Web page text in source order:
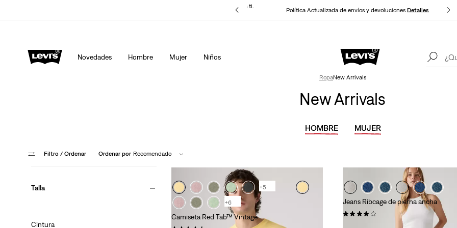
Política Actualizada de envíos y devolucionesDetalles
Levi's App. Lo mejor de Levi's ®. A tu medida, especialmente para ti.
Novedades Hombre Mujer Niños
Levi's App. Lo mejor de Levi's ®. A tu medida, especialmente para ti.
Detalles
RopaNew Arrivals
New Arrivals
HOMBRE MUJER
Filtro / Ordenar Ordenar por Recomendado
Talla
Cintura
+5
+6
Camiseta Red Tab™ Vintage
Jeans Ribcage de pierna ancha